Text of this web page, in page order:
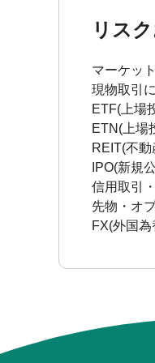
リス
マーケッ
現物取引
ETF(上場
ETN(上場
REIT(不
IPO(新規
信用取引
先物・オ
FX(外国